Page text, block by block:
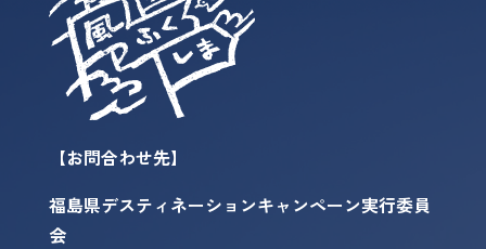
【お問合わせ先】
福島県デスティネーションキャンペーン実行委員
会